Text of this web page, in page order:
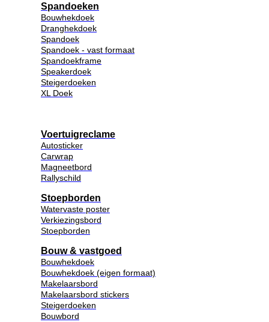
Spandoeken
Bouwhekdoek
Dranghekdoek
Spandoek
Spandoek - vast formaat
Spandoekframe
Speakerdoek
Steigerdoeken
XL Doek
Voertuigreclame
Autosticker
Carwrap
Magneetbord
Rallyschild
Stoepborden
Watervaste poster
Verkiezingsbord
Stoepborden
Bouw & vastgoed
Bouwhekdoek
Bouwhekdoek (eigen formaat)
Makelaarsbord
Makelaarsbord stickers
Steigerdoeken
Bouwbord